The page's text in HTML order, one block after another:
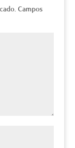
Campos